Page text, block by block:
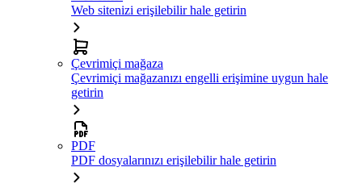
Web sitenizi erişilebilir hale getirin
Çevrimiçi mağaza
Çevrimiçi mağazanızı engelli erişimine uygun hale
getirin
PDF
PDF dosyalarınızı erişilebilir hale getirin